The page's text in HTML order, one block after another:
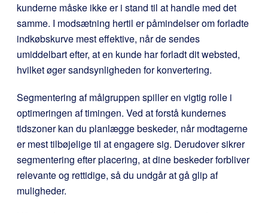
kunderne måske ikke er i stand til at handle med det
samme. I modsætning hertil er påmindelser om forladte
indkøbskurve mest effektive, når de sendes
umiddelbart efter, at en kunde har forladt dit websted,
hvilket øger sandsynligheden for konvertering.
Segmentering af målgruppen spiller en vigtig rolle i
optimeringen af timingen. Ved at forstå kundernes
tidszoner kan du planlægge beskeder, når modtagerne
er mest tilbøjelige til at engagere sig. Derudover sikrer
segmentering efter placering, at dine beskeder forbliver
relevante og rettidige, så du undgår at gå glip af
muligheder.